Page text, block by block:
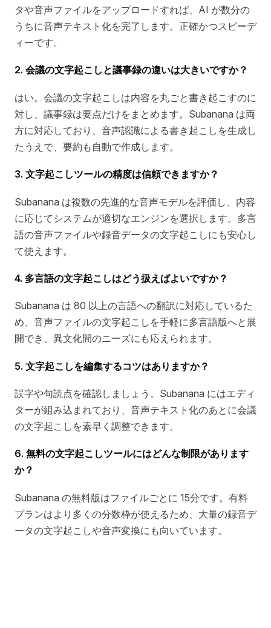
タや音声ファイルをアップロードすれば、AI が数分の
うちに音声テキスト化を完了します。正確かつスピーデ
ィーです。
2. 会議の文字起こしと議事録の違いは大きいですか？
はい。会議の文字起こしは内容を丸ごと書き起こすのに
対し、議事録は要点だけをまとめます。Subanana は両
方に対応しており、音声認識による書き起こしを生成し
たうえで、要約も自動で作成します。
3. 文字起こしツールの精度は信頼できますか？
Subanana は複数の先進的な音声モデルを評価し、内容
に応じてシステムが適切なエンジンを選択します。多言
語の音声ファイルや録音データの文字起こしにも安心し
て使えます。
4. 多言語の文字起こしはどう扱えばよいですか？
Subanana は 80 以上の言語への翻訳に対応しているた
め、音声ファイルの文字起こしを手軽に多言語版へと展
開でき、異文化間のニーズにも応えられます。
5. 文字起こしを編集するコツはありますか？
誤字や句読点を確認しましょう。Subanana にはエディ
ターが組み込まれており、音声テキスト化のあとに会議
の文字起こしを素早く調整できます。
6. 無料の文字起こしツールにはどんな制限があります
か？
Subanana の無料版はファイルごとに 15分です。有料
プランはより多くの分数枠が使えるため、大量の録音デ
ータの文字起こしや音声変換にも向いています。